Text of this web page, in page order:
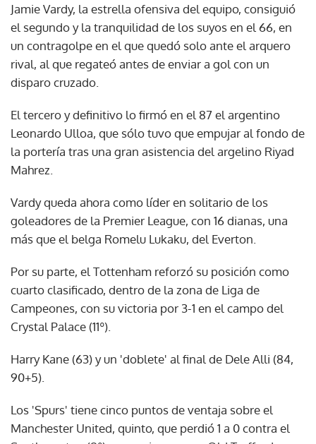
Jamie Vardy, la estrella ofensiva del equipo, consiguió
el segundo y la tranquilidad de los suyos en el 66, en
un contragolpe en el que quedó solo ante el arquero
rival, al que regateó antes de enviar a gol con un
disparo cruzado.
El tercero y definitivo lo firmó en el 87 el argentino
Leonardo Ulloa, que sólo tuvo que empujar al fondo de
la portería tras una gran asistencia del argelino Riyad
Mahrez.
Vardy queda ahora como líder en solitario de los
goleadores de la Premier League, con 16 dianas, una
más que el belga Romelu Lukaku, del Everton.
Por su parte, el Tottenham reforzó su posición como
cuarto clasificado, dentro de la zona de Liga de
Campeones, con su victoria por 3-1 en el campo del
Crystal Palace (11º).
Harry Kane (63) y un 'doblete' al final de Dele Alli (84,
90+5).
Los 'Spurs' tiene cinco puntos de ventaja sobre el
Manchester United, quinto, que perdió 1 a 0 contra el